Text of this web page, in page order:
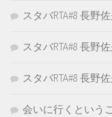
スタバRTA#8 長野
スタバRTA#8 長野
スタバRTA#8 長野
会いに行くという